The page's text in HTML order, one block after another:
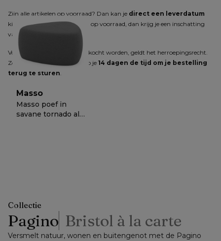
Zijn alle artikelen op voorraad? Dan kan je direct een leverdatum
kiezen. Zijn niet alle artikelen op voorraad, dan krijg je een inschatting
van de verwachte levertijd.
Voor producten die online gekocht worden, geldt het herroepingsrecht.
Zodra je dit hebt gemeld, heb je 14 dagen de tijd om je bestelling
terug te sturen.
Masso
Masso poef in
savane tornado all
Collectie
Pagino Bristol à la carte
Versmelt natuur, wonen en buitengenot met de Pagino